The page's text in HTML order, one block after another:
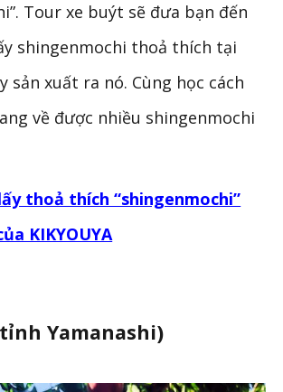
Tour xe buýt sẽ đưa bạn đến
shingenmochi thoả thích tại
sản xuất ra nó. Cùng học cách
về được nhiều shingenmochi
thoả thích “shingenmochi”
KIKYOUYA
Yamanashi)